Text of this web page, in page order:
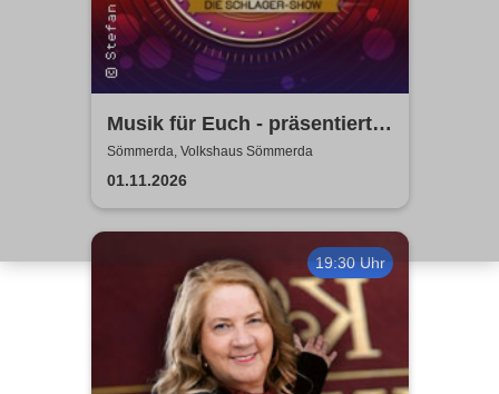
Musik für Euch - präsentiert
von Uta Bresan
Sömmerda, Volkshaus Sömmerda
01.11.2026
19:30 Uhr